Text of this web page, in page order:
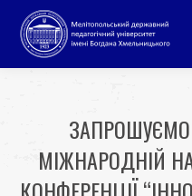
ЗАПРОШУЄМО
МІЖНАРОДНІЙ